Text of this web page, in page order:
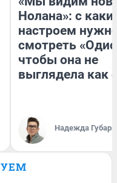
Нолана»: с
настроем
смотреть
чтобы она не
выглядела как
Надежда Губарь